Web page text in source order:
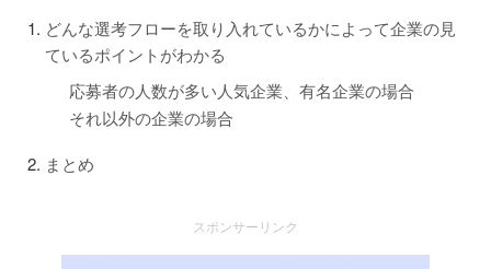
どんな選考フローを取り入れているかによって企業の見
ているポイントがわかる
応募者の人数が多い人気企業、有名企業の場合
それ以外の企業の場合
まとめ
スポンサーリンク